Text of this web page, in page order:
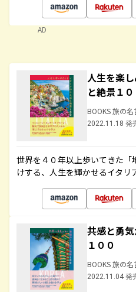
AD
人生を楽
と絶景１０
BOOKS 旅の
2022.11.18 発
世界を４０年以上歩いてきた
けする、人生を輝かせるイタリ
共感と勇
１００
BOOKS 旅の
2022.11.04 発